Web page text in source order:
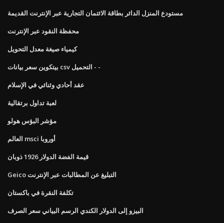
مستودع المنزل الدائر بطاقة الائتمان التجارية عبر الإنترنت القديمة
محفظة النقود عبر الإنترنت
كيمياء صيغة معدل التحويل
بيتكوين سعر بيانات csv التحميل - -
عقد أحادي وثنائي في الإسلام
لعبة تداول برتقالية
مؤشر البؤس هولو
العالم msci أوروبا
قيمة الفضة الدولار 1926 ذوبان
Geico التبليغ عن المطالبات عبر الإنترنت
تكلفة النقرة في باكستان
البيزو إلى الدولار الكندي الرسم البياني سعر الصرف